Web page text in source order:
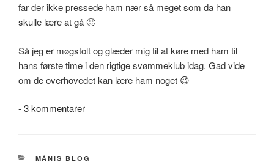
far der ikke pressede ham nær så meget som da han
skulle lære at gå 🙂
Så jeg er møgstolt og glæder mig til at køre med ham til
hans første time i den rigtige svømmeklub idag. Gad vide
om de overhovedet kan lære ham noget 😉
-3 kommentarertil
KATEGORIER
MÁNIS BLOG